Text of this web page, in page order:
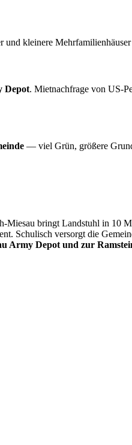
kleinere
Depot. Mietnachfrage von US-
— viel Grün, größere
bringt Landstuhl in 10
Schulisch versorgt die
Army Depot und zur